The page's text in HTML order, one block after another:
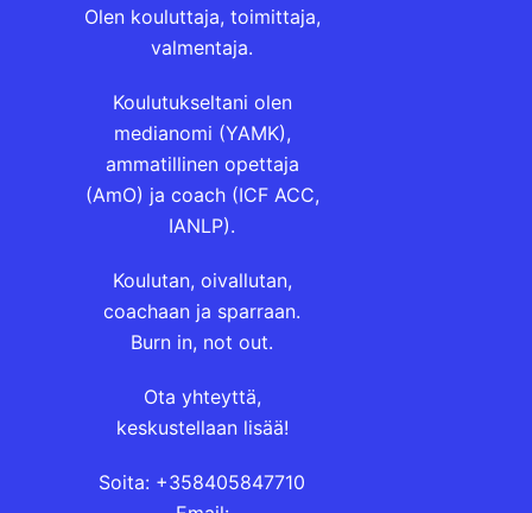
Olen kouluttaja, toimittaja,
valmentaja.
Koulutukseltani olen
medianomi (YAMK),
ammatillinen opettaja
(AmO) ja coach (ICF ACC,
IANLP).
Koulutan, oivallutan,
coachaan ja sparraan.
Burn in, not out.
Ota yhteyttä,
keskustellaan lisää!
Soita: +358405847710